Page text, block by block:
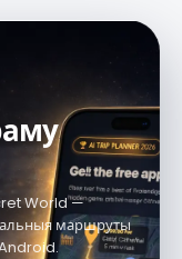
World —
маршруты
Android.